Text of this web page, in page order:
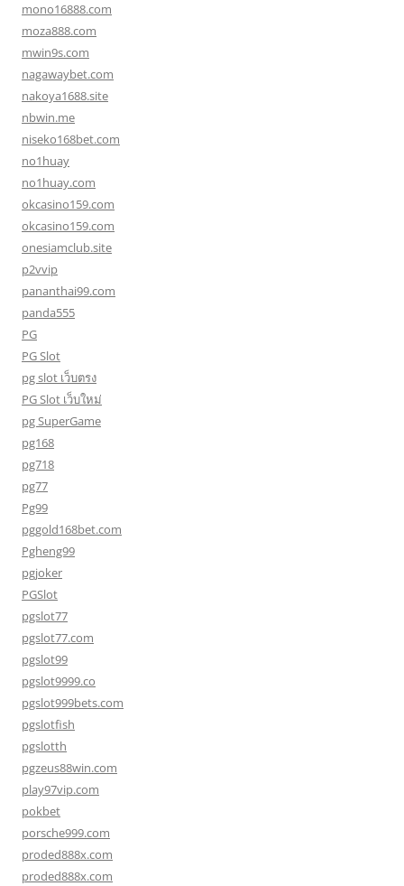
mono16888.com
moza888.com
mwin9s.com
nagawaybet.com
nakoya1688.site
nbwin.me
niseko168bet.com
no1huay
no1huay.com
okcasino159.com
okcasino159.com
onesiamclub.site
p2vvip
pananthai99.com
panda555
PG
PG Slot
pg slot เว็บตรง
PG Slot เว็บใหม่
pg SuperGame
pg168
pg718
pg77
Pg99
pggold168bet.com
Pgheng99
pgjoker
PGSlot
pgslot77
pgslot77.com
pgslot99
pgslot9999.co
pgslot999bets.com
pgslotfish
pgslotth
pgzeus88win.com
play97vip.com
pokbet
porsche999.com
proded888x.com
proded888x.com